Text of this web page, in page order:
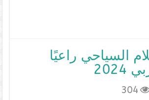
السياحي راعيًا
304